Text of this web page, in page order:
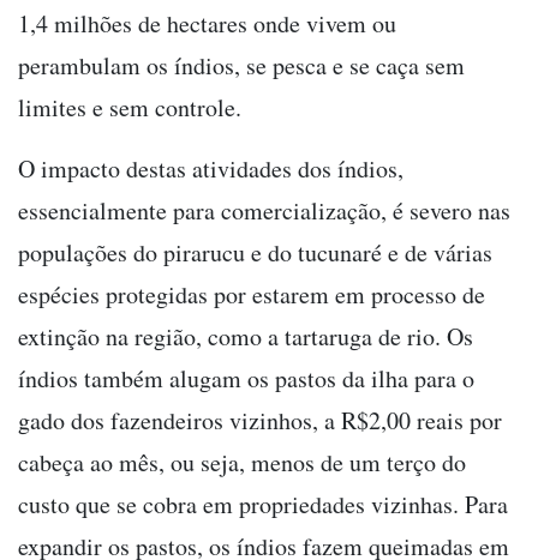
1,4 milhões de hectares onde vivem ou
perambulam os índios, se pesca e se caça sem
limites e sem controle.
O impacto destas atividades dos índios,
essencialmente para comercialização, é severo nas
populações do pirarucu e do tucunaré e de várias
espécies protegidas por estarem em processo de
extinção na região, como a tartaruga de rio. Os
índios também alugam os pastos da ilha para o
gado dos fazendeiros vizinhos, a R$2,00 reais por
cabeça ao mês, ou seja, menos de um terço do
custo que se cobra em propriedades vizinhas. Para
expandir os pastos, os índios fazem queimadas em